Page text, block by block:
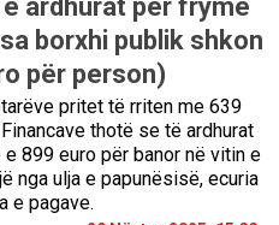
ardhurat për frymë
borxhi publik shkon
për person)
pritet të rriten me 639
thotë se të ardhurat
899 euro për banor në vitin e
nga ulja e papunësisë, ecuria
e pagave.